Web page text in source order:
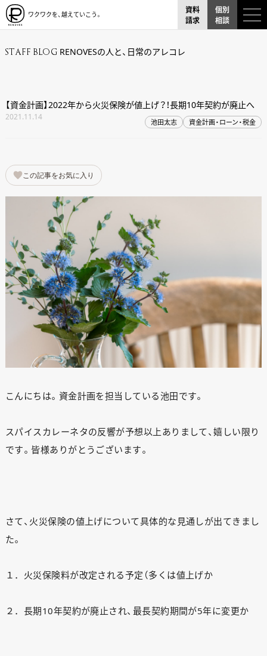
ワクワクを、越えていこう。
資料
請求
個別
相談
STAFF BLOG RENOVESの人と、日常のアレコレ
【資金計画】2022年から火災保険が値上げ？！長期10年契約が廃止へ
2021.11.14
池田太志 資金計画・ローン・税金
この記事をお気に入り
こんにちは。資金計画を担当している池田です。
スパイスカレーネタの反響が予想以上ありまして、嬉しい限り
です。皆様ありがとうございます。
さて、火災保険の値上げについて具体的な見通しが出てきまし
た。
１．火災保険料が改定される予定（多くは値上げか
２．長期10年契約が廃止され、最長契約期間が5年に変更か